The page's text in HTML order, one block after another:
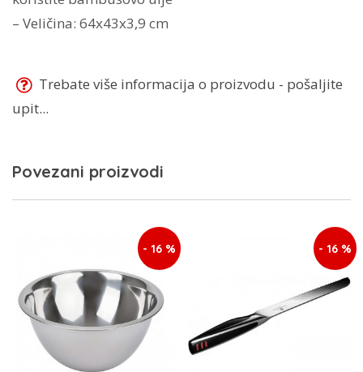
– Veličina: 64x43x3,9 cm
Trebate više informacija o proizvodu - pošaljite
upit...
Povezani proizvodi
- 16 % - 16 %